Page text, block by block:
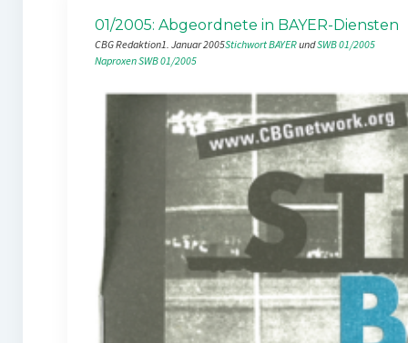
01/2005: Abgeordnete in BAYER-Diensten
CBG Redaktion1. Januar 2005Stichwort BAYER und SWB 01/2005
NaproxenSWB 01/2005